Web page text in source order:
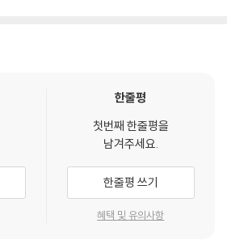
한줄평
첫번째 한줄평을
남겨주세요.
한줄평 쓰기
혜택 및 유의사항